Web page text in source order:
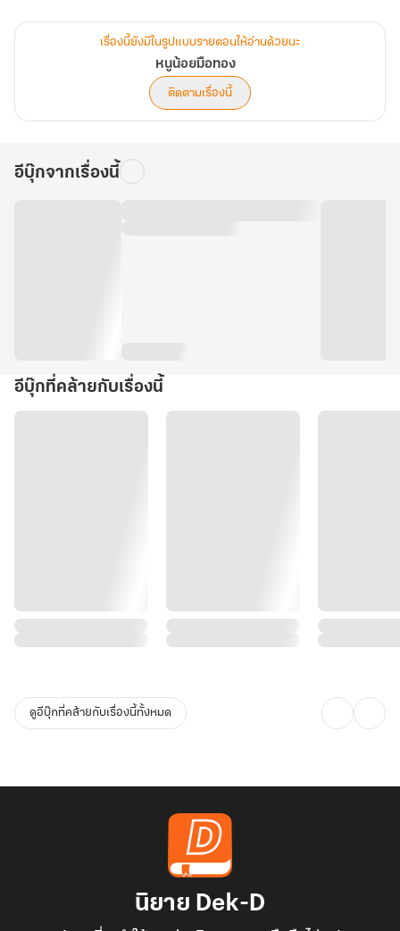
เรื่องนี้ยังมีในรูปแบบรายตอนให้อ่านด้วยนะ
หนูน้อยมือทอง
ติดตามเรื่องนี้
อีบุ๊กจากเรื่องนี้
อีบุ๊กที่คล้ายกับเรื่องนี้
ดูอีบุ๊กที่คล้ายกับเรื่องนี้ทั้งหมด
นิยาย Dek-D